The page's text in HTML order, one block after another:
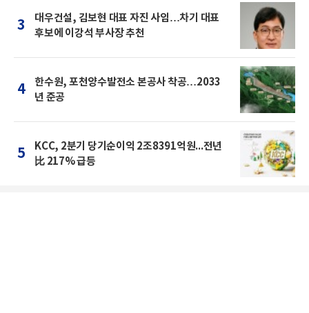
3
대우건설, 김보현 대표 자진 사임…차기 대표
후보에 이강석 부사장 추천
4
한수원, 포천양수발전소 본공사 착공…2033
년 준공
5
KCC, 2분기 당기순이익 2조8391억원...전년
比 217% 급등